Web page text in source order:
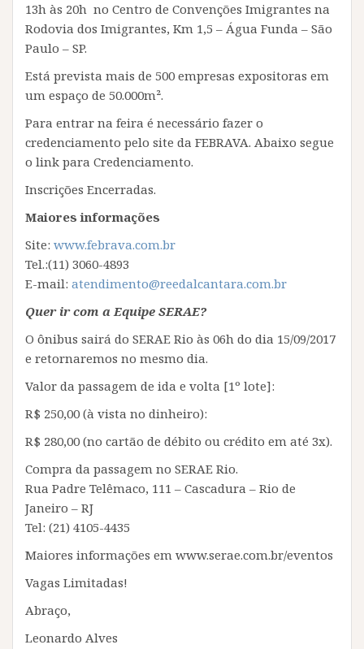
13h às 20h no Centro de Convenções Imigrantes na
Rodovia dos Imigrantes, Km 1,5 – Água Funda – São
Paulo – SP.
Está prevista mais de 500 empresas expositoras em
um espaço de 50.000m².
Para entrar na feira é necessário fazer o
credenciamento pelo site da FEBRAVA. Abaixo segue
o link para Credenciamento.
Inscrições Encerradas.
Maiores informações
Site: www.febrava.com.br
Tel.:(11) 3060-4893
E-mail: atendimento@reedalcantara.com.br
Quer ir com a Equipe SERAE?
O ônibus sairá do SERAE Rio às 06h do dia 15/09/2017
e retornaremos no mesmo dia.
Valor da passagem de ida e volta [1º lote]:
R$ 250,00 (à vista no dinheiro):
R$ 280,00 (no cartão de débito ou crédito em até 3x).
Compra da passagem no SERAE Rio.
Rua Padre Telêmaco, 111 – Cascadura – Rio de
Janeiro – RJ
Tel: (21) 4105-4435
Maiores informações em www.serae.com.br/eventos
Vagas Limitadas!
Abraço,
Leonardo Alves